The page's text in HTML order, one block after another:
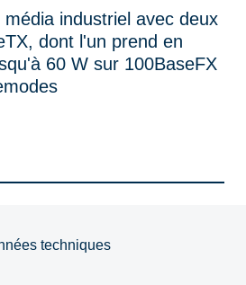
industriel avec deux
dont l'un prend en
60 W sur 100BaseFX
techniques